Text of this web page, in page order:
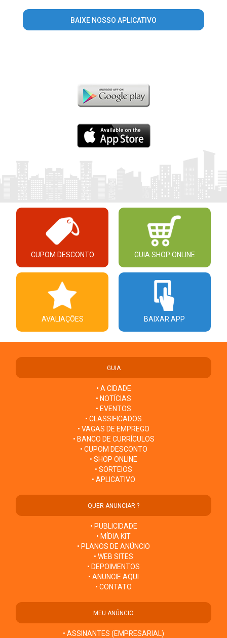
BAIXE NOSSO APLICATIVO
CUPOM DESCONTO GUIA SHOP ONLINE
AVALIAÇÕES BAIXAR APP
GUIA
• A CIDADE
• NOTÍCIAS
• EVENTOS
• CLASSIFICADOS
• VAGAS DE EMPREGO
• BANCO DE CURRÍCULOS
• CUPOM DESCONTO
• SHOP ONLINE
• SORTEIOS
• APLICATIVO
QUER ANUNCIAR ?
• PUBLICIDADE
• MÍDIA KIT
• PLANOS DE ANÚNCIO
• WEB SITES
• DEPOIMENTOS
• ANUNCIE AQUI
• CONTATO
MEU ANÚNCIO
• ASSINANTES (EMPRESARIAL)